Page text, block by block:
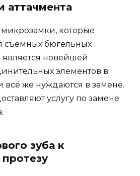
аттачмента
которые
съемных бюгельных
является новейшей
элементов в
всё же нуждаются в замене.
услугу по замене
зуба к